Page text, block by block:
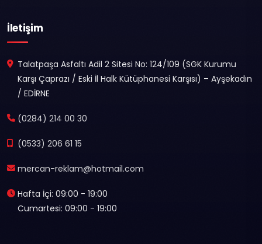
İletişim
Talatpaşa Asfaltı Adil 2 Sitesi No: 124/109 (SGK Kurumu
Karşı Çaprazı / Eski İl Halk Kütüphanesi Karşısı) – Ayşekadın
/ EDİRNE
(0284) 214 00 30
(0533) 206 61 15
mercan-reklam@hotmail.com
Hafta İçi: 09:00 - 19:00
Cumartesi: 09:00 - 19:00